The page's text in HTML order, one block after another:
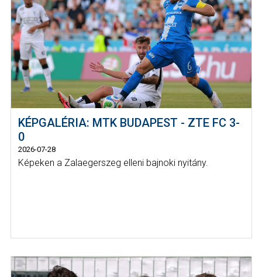
KÉPGALÉRIA: MTK BUDAPEST - ZTE FC 3-
0
2026-07-28
Képeken a Zalaegerszeg elleni bajnoki nyitány.